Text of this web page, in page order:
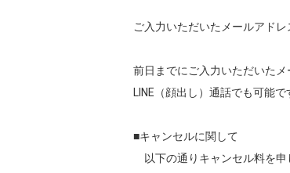
ご入力いただいたメールアド
前日までにご入力いただいたメ
LINE（顔出し）通話でも可能で
■キャンセルに関して
以下の通りキャンセル料を申